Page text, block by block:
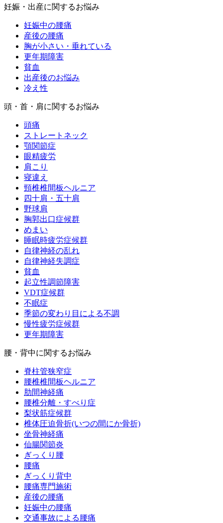
妊娠・出産に関するお悩み
妊娠中の腰痛
産後の腰痛
胸が小さい・垂れている
更年期障害
貧血
出産後のお悩み
冷え性
頭・首・肩に関するお悩み
頭痛
ストレートネック
顎関節症
眼精疲労
肩こり
寝違え
頸椎椎間板ヘルニア
四十肩・五十肩
野球肩
胸郭出口症候群
めまい
睡眠時疲労症候群
自律神経の乱れ
自律神経失調症
貧血
起立性調節障害
VDT症候群
不眠症
季節の変わり目による不調
慢性疲労症候群
更年期障害
腰・背中に関するお悩み
脊柱管狭窄症
腰椎椎間板ヘルニア
肋間神経痛
腰椎分離・すべり症
梨状筋症候群
椎体圧迫骨折(いつの間にか骨折)
坐骨神経痛
仙腸関節炎
ぎっくり腰
腰痛
ぎっくり背中
腰痛専門施術
産後の腰痛
妊娠中の腰痛
交通事故による腰痛